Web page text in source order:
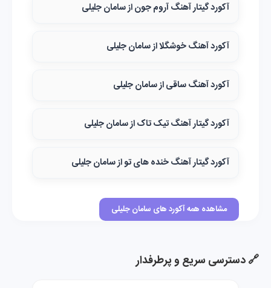
آکورد گیتار آهنگ آروم جون از سامان جلیلی
آکورد آهنگ خوشگلا از سامان جلیلی
آکورد آهنگ ساقی از سامان جلیلی
آکورد گیتار آهنگ تیک تاک از سامان جلیلی
آکورد گیتار آهنگ خنده های تو از سامان جلیلی
مشاهده همه آکورد های سامان جلیلی
🔗 دسترسی سریع و پرطرفدار